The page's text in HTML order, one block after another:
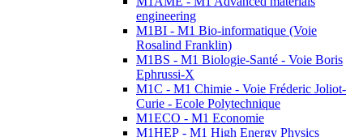
engineering
M1BI - M1 Bio-informatique (Voie
Rosalind Franklin)
M1BS - M1 Biologie-Santé - Voie Boris
Ephrussi-X
M1C - M1 Chimie - Voie Fréderic Joliot-
Curie - Ecole Polytechnique
M1ECO - M1 Economie
M1HEP - M1 High Energy Physics